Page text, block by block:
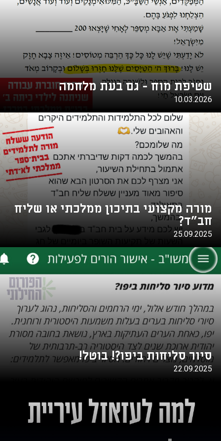
שטיפת מוח - גם בעת מלחמה
10.03.2026
מורה מקצועי בתיכון ממלכתי או שליח
חב"ד?
25.09.2025
סיור סליחות ביפו?! בוטל!
22.09.2025